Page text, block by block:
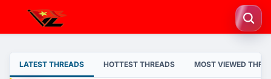
LATEST THREADS HOTTEST THREADS MOST VIEWED